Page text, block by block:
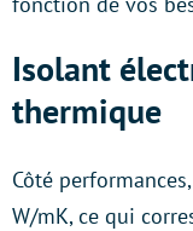
Isolant
thermique
Côté
W/mK, ce qui